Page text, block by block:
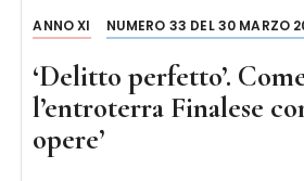
ANNO XI NUMERO 33 DEL 30 MARZO
‘Delitto perfetto’.
l’entroterra Finalese
opere’